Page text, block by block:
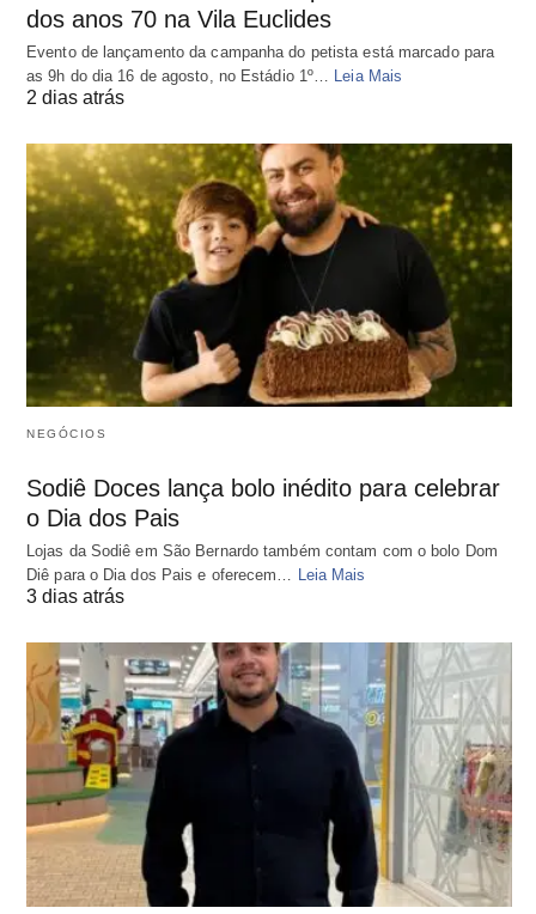
dos anos 70 na Vila Euclides
Evento de lançamento da campanha do petista está marcado para
as 9h do dia 16 de agosto, no Estádio 1º…
Leia Mais
2 dias atrás
NEGÓCIOS
Sodiê Doces lança bolo inédito para celebrar
o Dia dos Pais
Lojas da Sodiê em São Bernardo também contam com o bolo Dom
Diê para o Dia dos Pais e oferecem… Leia Mais
3 dias atrás